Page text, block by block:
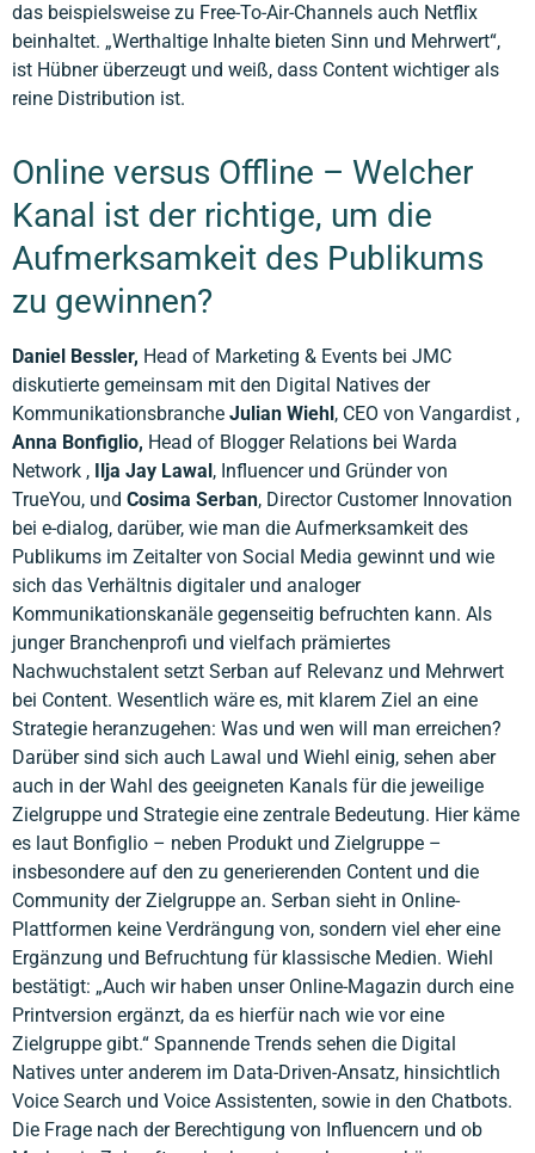
das beispielsweise zu Free-To-Air-Channels auch Netflix
beinhaltet. „Werthaltige Inhalte bieten Sinn und Mehrwert“,
ist Hübner überzeugt und weiß, dass Content wichtiger als
reine Distribution ist.
Online versus Offline – Welcher
Kanal ist der richtige, um die
Aufmerksamkeit des Publikums
zu gewinnen?
Daniel Bessler, Head of Marketing & Events bei JMC
diskutierte gemeinsam mit den Digital Natives der
Kommunikationsbranche Julian Wiehl , CEO von Vangardist ,
Anna Bonfiglio, Head of Blogger Relations bei Warda
Network ,
Ilja Jay Lawal , Influencer und Gründer von
TrueYou, und Cosima Serban, Director Customer Innovation
bei e-dialog, darüber, wie man die Aufmerksamkeit des
Publikums im Zeitalter von Social Media gewinnt und wie
sich das Verhältnis digitaler und analoger
Kommunikationskanäle gegenseitig befruchten kann. Als
junger Branchenprofi und vielfach prämiertes
Nachwuchstalent setzt Serban auf Relevanz und Mehrwert
bei Content. Wesentlich wäre es, mit klarem Ziel an eine
Strategie heranzugehen: Was und wen will man erreichen?
Darüber sind sich auch Lawal und Wiehl einig, sehen aber
auch in der Wahl des geeigneten Kanals für die jeweilige
Zielgruppe und Strategie eine zentrale Bedeutung. Hier käme
es laut Bonfiglio – neben Produkt und Zielgruppe –
insbesondere auf den zu generierenden Content und die
Community der Zielgruppe an. Serban sieht in Online-
Plattformen keine Verdrängung von, sondern viel eher eine
Ergänzung und Befruchtung für klassische Medien. Wiehl
bestätigt: „Auch wir haben unser Online-Magazin durch eine
Printversion ergänzt, da es hierfür nach wie vor eine
Zielgruppe gibt.“ Spannende Trends sehen die Digital
Natives unter anderem im Data-Driven-Ansatz, hinsichtlich
Voice Search und Voice Assistenten, sowie in den Chatbots.
Die Frage nach der Berechtigung von Influencern und ob